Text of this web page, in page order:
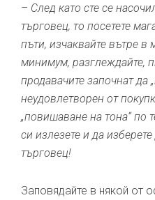
– След като сте се
търговец, то посетете
пъти, изчаквайте вътре в
минимум, разглеждайте,
продавачите започнат да
неудовлетворен от
„повишаване на тона“ по
си излезете и да
търговец!
Заповядайте в някой от